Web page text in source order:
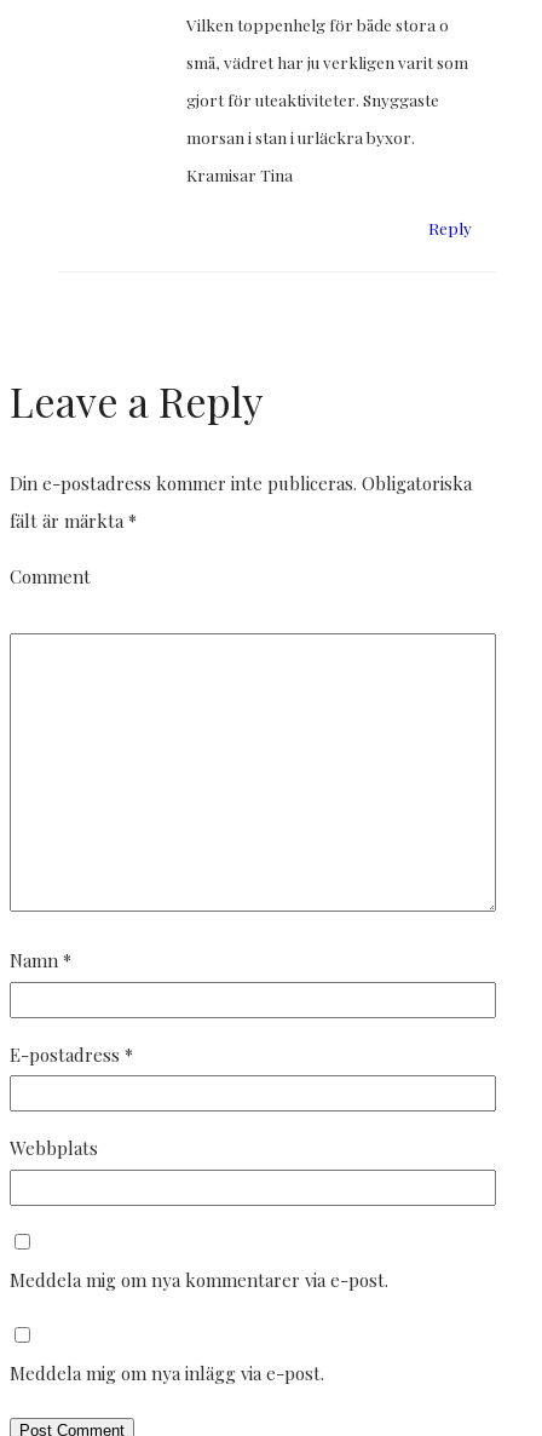
Vilken toppenhelg för både stora o
små, vädret har ju verkligen varit som
gjort för uteaktiviteter. Snyggaste
morsan i stan i urläckra byxor.
Kramisar Tina
Reply
Leave a Reply
Din e-postadress kommer inte publiceras. Obligatoriska
fält är märkta*
Comment
Namn *
E-postadress *
Webbplats
Meddela mig om nya kommentarer via e-post.
Meddela mig om nya inlägg via e-post.